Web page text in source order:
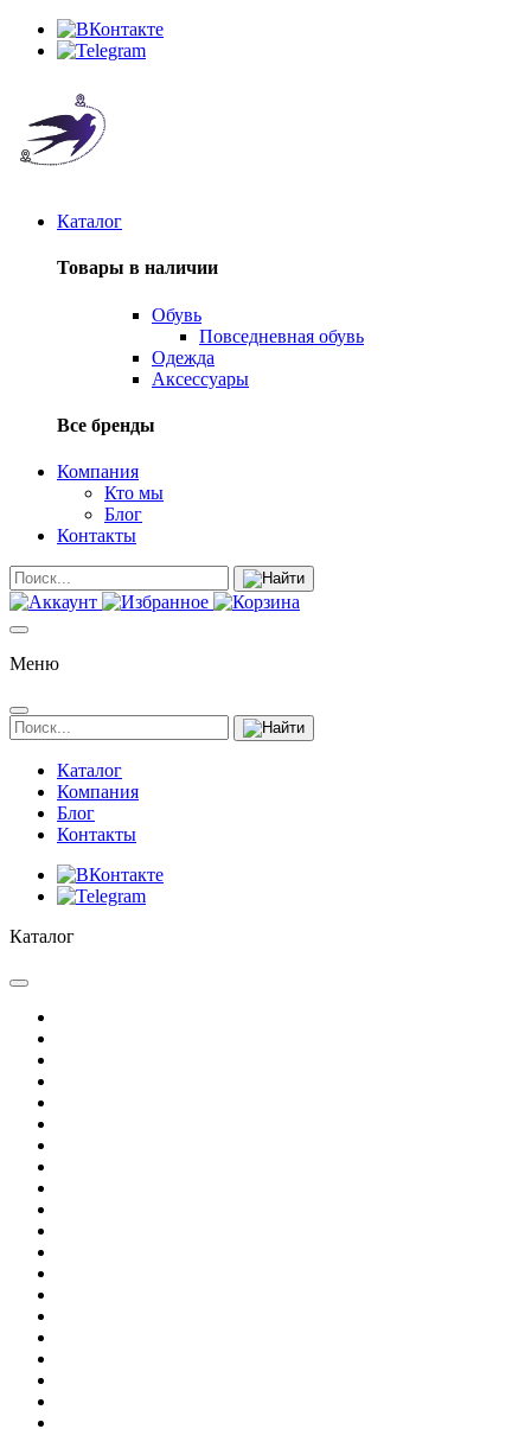
Каталог
Товары в наличии
Обувь
Повседневная обувь
Одежда
Аксессуары
Все бренды
Компания
Кто мы
Блог
Контакты
Меню
Каталог
Компания
Блог
Контакты
Каталог